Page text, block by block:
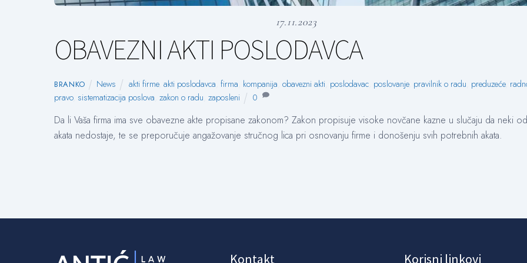
17.11.2023
OBAVEZNI AKTI POSLODAVCA
BRANKO News akti firme, akti poslodavca firma kompanija obavezni akti poslodavac, poslovanje, pravilnik o radu preduzeće,
pravo, sistematizacija poslova zakon o radu zaposleni 0
Da li Vaša firma ima sve obavezne akte propisane zakonom? Zakon propisuje visoke novčane kazne u slučaju da neki od
akata nedostaje, te se preporučuje angažovanje stručnog lica pri osnovanju firme i donošenju svih potrebnih akata.
Kontakt Korisni linkovi